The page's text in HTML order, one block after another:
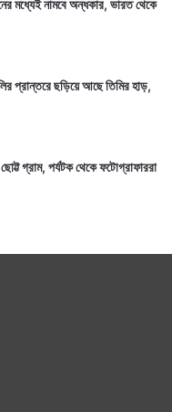
মধ্যেই নামবে অন্ধকার, ভারত থেকে
প্রান্তরে ছড়িয়ে আছে তিমির হাড়,
গ্রাম, পর্যটক থেকে ফটোগ্রাফাররা